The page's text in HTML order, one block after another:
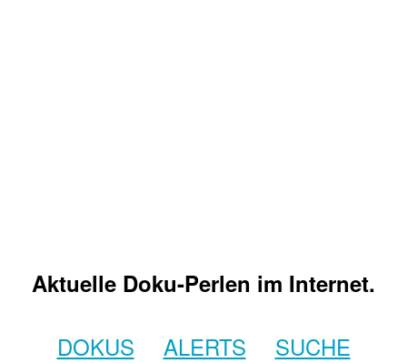
Aktuelle Doku-Perlen im Internet.
DOKUS ALERTS
SUCHE